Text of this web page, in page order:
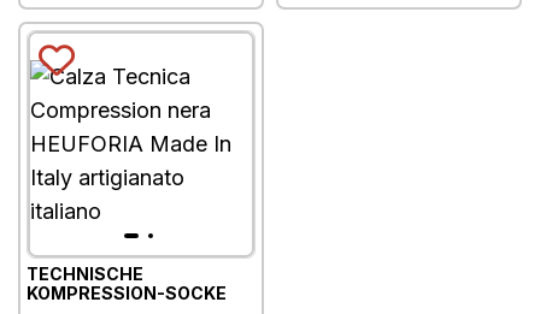
TECHNISCHE
KOMPRESSION-SOCKE